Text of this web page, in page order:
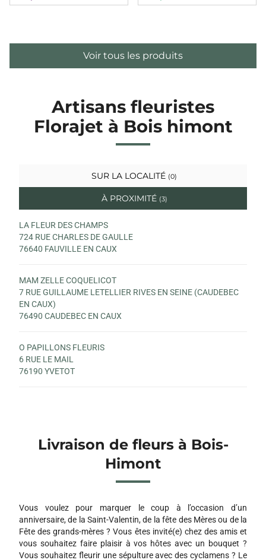
Voir tous les produits
Artisans fleuristes
Florajet à Bois himont
SUR LA LOCALITÉ (0)
À PROXIMITÉ (3)
LA FLEUR DES CHAMPS
724 RUE CHARLES DE GAULLE
76640 FAUVILLE EN CAUX
MAM ZELLE COQUELICOT
7 RUE GUILLAUME LETELLIER RIVES EN SEINE (CAUDEBEC
EN CAUX)
76490 CAUDEBEC EN CAUX
O PAPILLONS FLEURIS
6 RUE LE MAIL
76190 YVETOT
Livraison de fleurs à Bois-
Himont
Vous voulez pour marquer le coup à l’occasion d’un
anniversaire, de la Saint-Valentin, de la fête des Mères ou de la
Fête des grands-mères ? Vous êtes invité(e) chez des amis et
vous souhaitez faire plaisir à vos hôtes avec un bouquet ?
Vous souhaitez fleurir une sépulture avec des cyclamens ? Le